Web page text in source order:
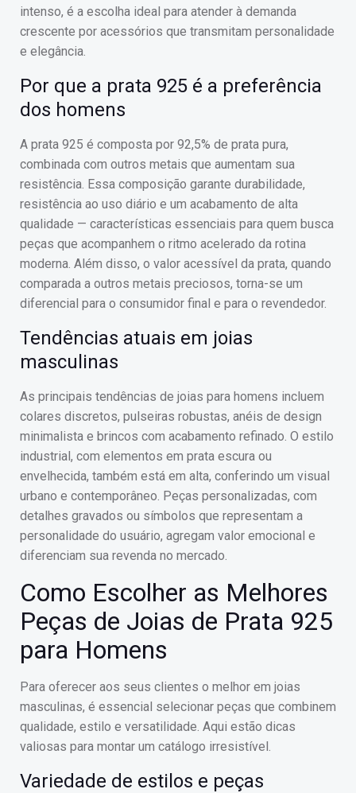
intenso, é a escolha ideal para atender à demanda
crescente por acessórios que transmitam personalidade
e elegância.
Por que a prata 925 é a preferência
dos homens
A prata 925 é composta por 92,5% de prata pura,
combinada com outros metais que aumentam sua
resistência. Essa composição garante durabilidade,
resistência ao uso diário e um acabamento de alta
qualidade — características essenciais para quem busca
peças que acompanhem o ritmo acelerado da rotina
moderna. Além disso, o valor acessível da prata, quando
comparada a outros metais preciosos, torna-se um
diferencial para o consumidor final e para o revendedor.
Tendências atuais em joias
masculinas
As principais tendências de joias para homens incluem
colares discretos, pulseiras robustas, anéis de design
minimalista e brincos com acabamento refinado. O estilo
industrial, com elementos em prata escura ou
envelhecida, também está em alta, conferindo um visual
urbano e contemporâneo. Peças personalizadas, com
detalhes gravados ou símbolos que representam a
personalidade do usuário, agregam valor emocional e
diferenciam sua revenda no mercado.
Como Escolher as Melhores
Peças de Joias de Prata 925
para Homens
Para oferecer aos seus clientes o melhor em joias
masculinas, é essencial selecionar peças que combinem
qualidade, estilo e versatilidade. Aqui estão dicas
valiosas para montar um catálogo irresistível.
Variedade de estilos e peças